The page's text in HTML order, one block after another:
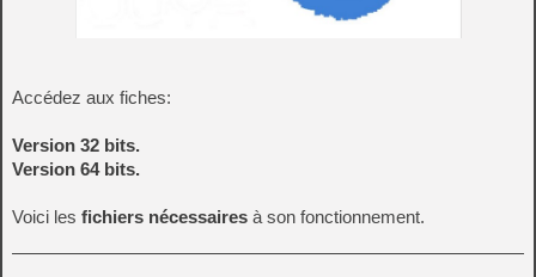
Accédez aux fiches:
Version 32 bits.
Version 64 bits.
Voici les fichiers nécessaires à son fonctionnement.